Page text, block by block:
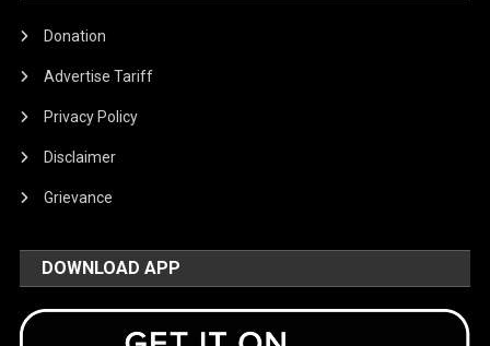
Donation
Advertise Tariff
Privacy Policy
Disclaimer
Grievance
DOWNLOAD APP